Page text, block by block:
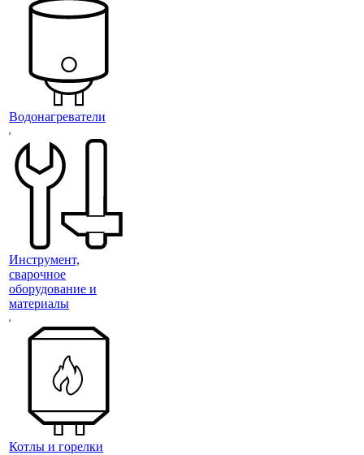
Водонагреватели
Инструмент,
сварочное
оборудование и
материалы
Котлы и горелки